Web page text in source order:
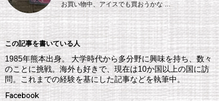
お買い物中、アイスでも買おうかな ...
この記事を書いている人
1985年熊本出身。 大学時代から多分野に興味を持ち、数々
のことに挑戦。海外も好きで、現在は10か国以上の国に訪
問。これまでの経験を基にした記事などを執筆中。
Facebook